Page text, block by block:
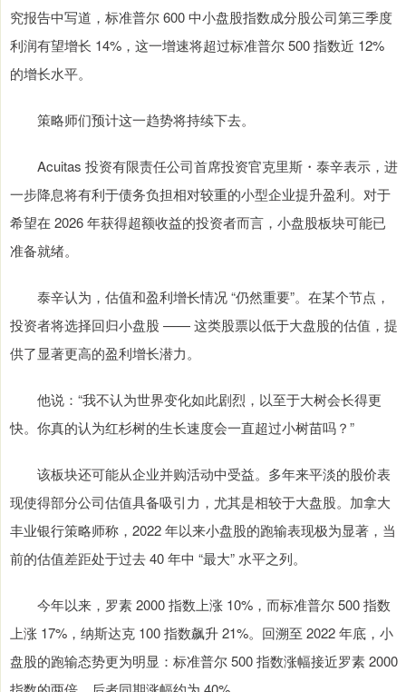
究报告中写道，标准普尔 600 中小盘股指数成分股公司第三季度
利润有望增长 14%，这一增速将超过标准普尔 500 指数近 12%
的增长水平。
策略师们预计这一趋势将持续下去。
Acuitas 投资有限责任公司首席投资官克里斯・泰辛表示，进
一步降息将有利于债务负担相对较重的小型企业提升盈利。对于
希望在 2026 年获得超额收益的投资者而言，小盘股板块可能已
准备就绪。
泰辛认为，估值和盈利增长情况 “仍然重要”。在某个节点，
投资者将选择回归小盘股 —— 这类股票以低于大盘股的估值，提
供了显著更高的盈利增长潜力。
他说：“我不认为世界变化如此剧烈，以至于大树会长得更
快。你真的认为红杉树的生长速度会一直超过小树苗吗？”
该板块还可能从企业并购活动中受益。多年来平淡的股价表
现使得部分公司估值具备吸引力，尤其是相较于大盘股。加拿大
丰业银行策略师称，2022 年以来小盘股的跑输表现极为显著，当
前的估值差距处于过去 40 年中 “最大” 水平之列。
今年以来，罗素 2000 指数上涨 10%，而标准普尔 500 指数
上涨 17%，纳斯达克 100 指数飙升 21%。回溯至 2022 年底，小
盘股的跑输态势更为明显：标准普尔 500 指数涨幅接近罗素 2000